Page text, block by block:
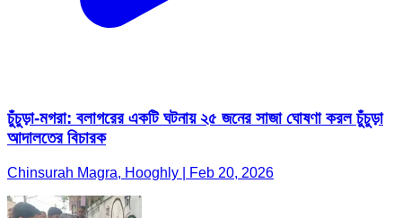
চুঁচুড়া-মগরা: বলাগরের একটি ঘটনায় ২৫ জনের সাজা ঘোষণা করল চুঁচুড়া
আদালতের বিচারক
Chinsurah Magra, Hooghly | Feb 20, 2026